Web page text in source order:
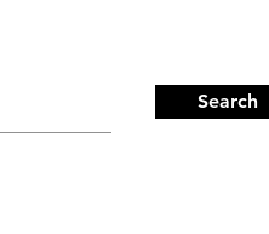
Search